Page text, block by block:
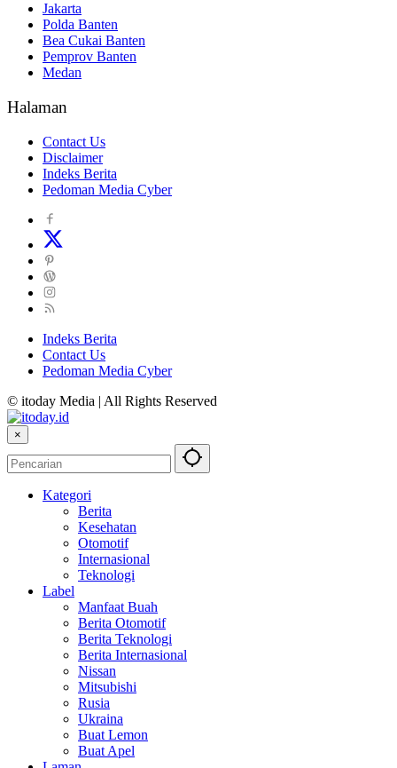
Jakarta
Polda Banten
Bea Cukai Banten
Pemprov Banten
Medan
Halaman
Contact Us
Disclaimer
Indeks Berita
Pedoman Media Cyber
Indeks Berita
Contact Us
Pedoman Media Cyber
© itoday Media | All Rights Reserved
×
Kategori
Berita
Kesehatan
Otomotif
Internasional
Teknologi
Label
Manfaat Buah
Berita Otomotif
Berita Teknologi
Berita Internasional
Nissan
Mitsubishi
Rusia
Ukraina
Buat Lemon
Buat Apel